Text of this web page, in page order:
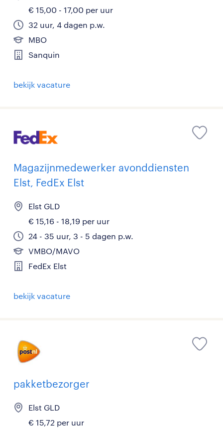
€ 15,00 - 17,00 per uur
32 uur, 4 dagen p.w.
MBO
Sanquin
bekijk vacature
Magazijnmedewerker avonddiensten
Elst, FedEx Elst
Elst GLD
€ 15,16 - 18,19 per uur
24 - 35 uur, 3 - 5 dagen p.w.
VMBO/MAVO
FedEx Elst
bekijk vacature
pakketbezorger
Elst GLD
€ 15,72 per uur